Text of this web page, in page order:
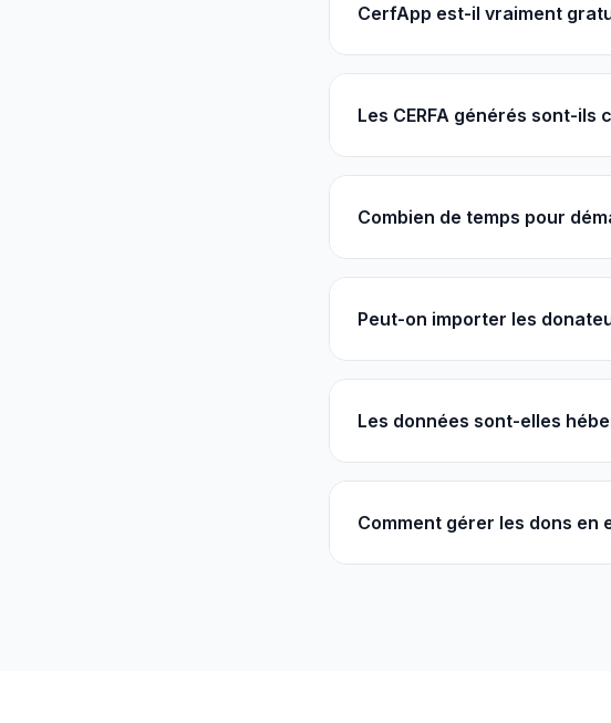
CerfApp est-il vraiment
Les CERFA générés sont-
Combien de temps pour
Peut-on importer les
Les données sont-elles
Comment gérer les dons en